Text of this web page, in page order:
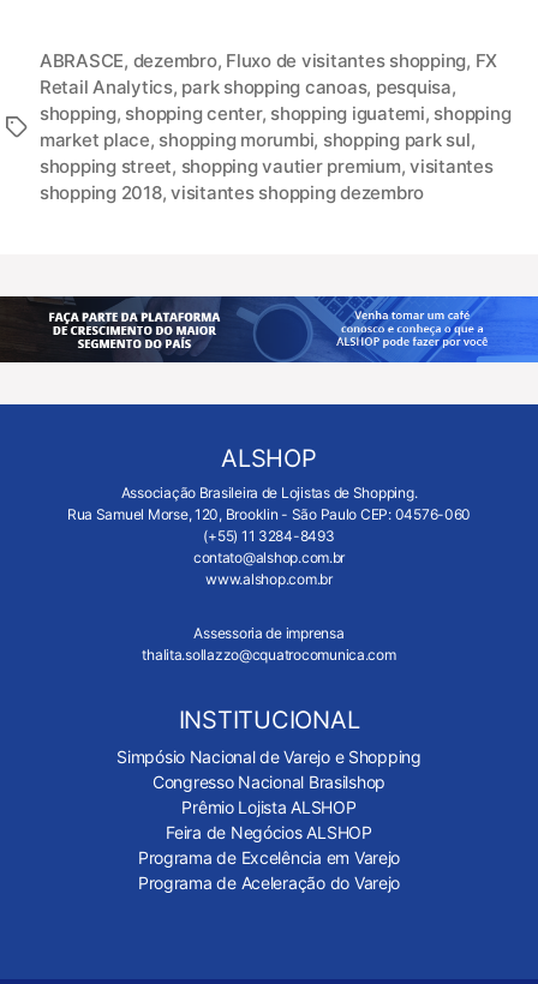
ABRASCE, dezembro, Fluxo de visitantes shopping, FX
Retail Analytics, park shopping canoas, pesquisa,
shopping, shopping center, shopping iguatemi, shopping
market place, shopping morumbi, shopping park sul,
shopping street, shopping vautier premium,visitantes
shopping 2018,visitantes shopping dezembro
ALSHOP
Associação Brasileira de Lojistas de Shopping.
Rua Samuel Morse, 120, Brooklin - São Paulo CEP: 04576-060
(+55) 11 3284-8493
contato@alshop.com.br
www.alshop.com.br
Assessoria de imprensa
thalita.sollazzo@cquatrocomunica.com
INSTITUCIONAL
Simpósio Nacional de Varejo e Shopping
Congresso Nacional Brasilshop
Prêmio Lojista ALSHOP
Feira de Negócios ALSHOP
Programa de Excelência em Varejo
Programa de Aceleração do Varejo